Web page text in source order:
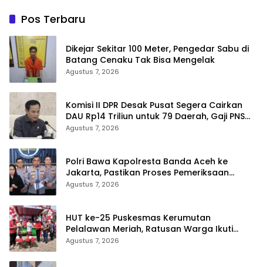
Pos Terbaru
Dikejar Sekitar 100 Meter, Pengedar Sabu di
Agustus 7, 2026
Komisi II DPR Desak Pusat Segera Cairkan
DAU Rp14 Triliun untuk 79 Daerah, Gaji PNS
Terancam Telat
Agustus 7, 2026
Polri Bawa Kapolresta Banda Aceh ke
Jakarta, Pastikan Proses Pemeriksaan
Profesional dan Transparan
Agustus 7, 2026
HUT ke-25 Puskesmas Kerumutan
Pelalawan Meriah, Ratusan Warga Ikuti
Jalan Santai dan Cek Kesehatan Gratis
Agustus 7, 2026